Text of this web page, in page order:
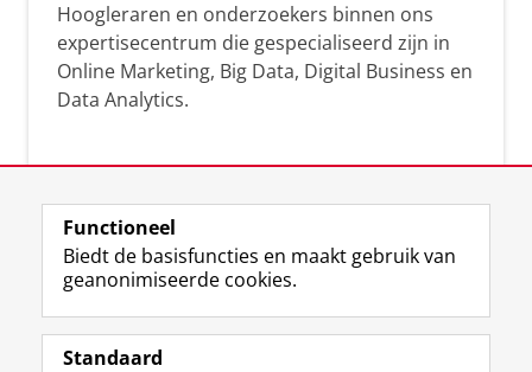
Hoogleraren en onderzoekers binnen ons
expertisecentrum die gespecialiseerd zijn in
Online Marketing, Big Data, Digital Business en
Data Analytics.
Over deze blog
Via deze blog vertalen onze experts hun
actuele wetenschappelijke kennis naar
Functioneel
Biedt de basisfuncties en maakt gebruik van
geanonimiseerde cookies.
Standaard